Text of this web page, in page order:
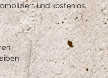
und kostenlos.